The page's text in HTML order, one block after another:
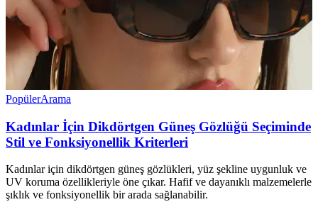
PopülerArama
Kadınlar İçin Dikdörtgen Güneş Gözlüğü Seçiminde
Stil ve Fonksiyonellik Kriterleri
Kadınlar için dikdörtgen güneş gözlükleri, yüz şekline uygunluk ve
UV koruma özellikleriyle öne çıkar. Hafif ve dayanıklı malzemelerle
şıklık ve fonksiyonellik bir arada sağlanabilir.